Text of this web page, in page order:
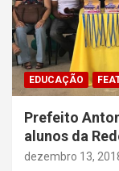
EDUCAÇÃO
Prefeito
alunos da
dezembro 13,